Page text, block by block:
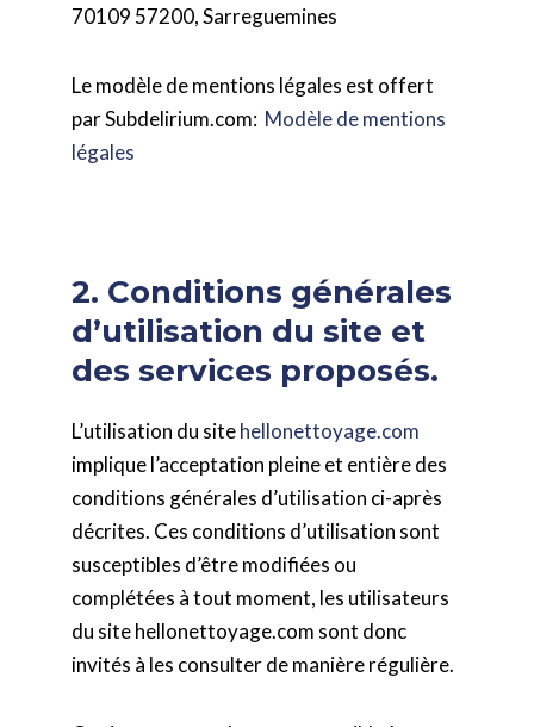
70109 57200, Sarreguemines
Le modèle de mentions légales est offert
par Subdelirium.com: Modèle de mentions
légales
2. Conditions générales
d’utilisation du site et
des services proposés.
L’utilisation du sitehellonettoyage.com
implique l’acceptation pleine et entière des
conditions générales d’utilisation ci-après
décrites. Ces conditions d’utilisation sont
susceptibles d’être modifiées ou
complétées à tout moment, les utilisateurs
du site hellonettoyage.com sont donc
invités à les consulter de manière régulière.